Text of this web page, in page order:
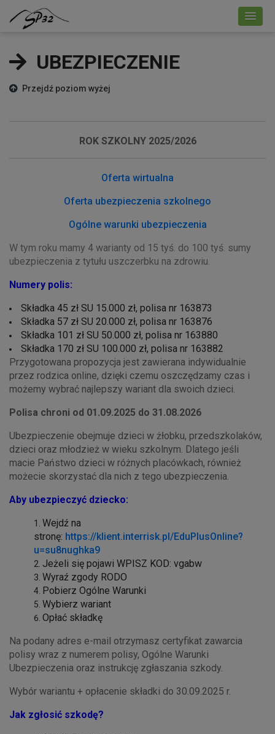
UBEZPIECZENIE
Przejdź poziom wyżej
ROK SZKOLNY 2025/2026
Oferta wirtualna
Oferta ubezpieczenia szkolnego
Ogólne warunki ubezpieczenia
W tym roku mamy 4 warianty od 15 tyś. do 100 tyś. sumy
ubezpieczenia z tytułu uszczerbku na zdrowiu.
Numery polis:
Składka 45 zł SU 15.000 zł, polisa nr 163873
Składka 57 zł SU 20.000 zł, polisa nr 163876
Składka 101 zł SU 50.000 zł, polisa nr 163880
Składka 170 zł SU 100.000 zł, polisa nr 163882
Przygotowana propozycja jest zawierana indywidualnie
przez rodzica online, dzięki czemu oszczędzamy czas i
możemy wybrać najlepszy wariant dla swoich dzieci.
Polisa chroni od 01.09.2025 do 31.08.2026
Ubezpieczenie obejmuje dzieci w żłobku, przedszkolaków,
dzieci oraz młodzież w wieku szkolnym. Dlatego jeśli
macie Państwo dzieci w różnych placówkach, również
możecie skorzystać dla nich z tego ubezpieczenia.
Aby ubezpieczyć dziecko:
Wejdź na
stronę: https://klient.interrisk.pl/EduPlusOnline?
u=su8nughka9
Jeżeli się pojawi WPISZ KOD: vgabw
Wyraź zgody RODO
Pobierz Ogólne Warunki
Wybierz wariant
Opłać składkę
Na podany adres e-mail otrzymasz certyfikat zawarcia
polisy wraz z numerem polisy, Ogólne Warunki
Ubezpieczenia oraz instrukcję zgłaszania szkody.
Wybór wariantu + opłacenie składki do 30.09.2025 r.
Jak zgłosić szkodę?